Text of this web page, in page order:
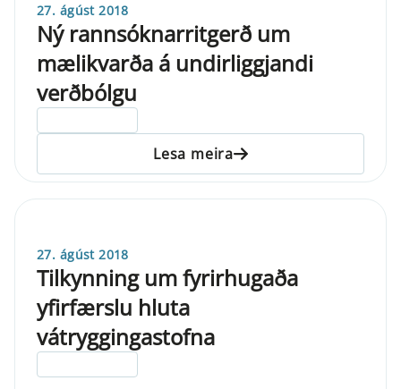
27. ágúst 2018
Ný rannsóknarritgerð um
mælikvarða á undirliggjandi
verðbólgu
Lesa meira
27. ágúst 2018
Tilkynning um fyrirhugaða
yfirfærslu hluta
vátryggingastofna